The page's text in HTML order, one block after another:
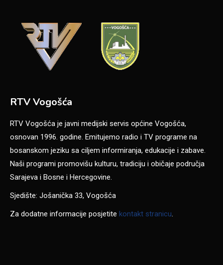
RTV Vogošća
RTV Vogošća je javni medijski servis općine Vogošća,
osnovan 1996. godine. Emitujemo radio i TV programe na
bosanskom jeziku sa ciljem informiranja, edukacije i zabave.
Naši programi promovišu kulturu, tradiciju i običaje područja
Sarajeva i Bosne i Hercegovine.
Sjedište: Jošanička 33, Vogošća
Za dodatne informacije posjetite kontakt stranicu.